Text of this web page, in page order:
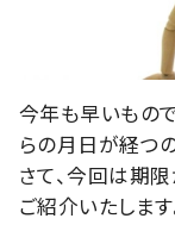
今年も早いもの
らの月日が経つ
さて、今回は期
ご紹介いたします